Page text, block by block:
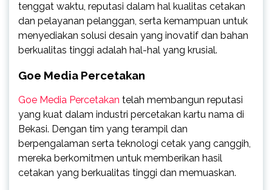
tenggat waktu, reputasi dalam hal kualitas cetakan
dan pelayanan pelanggan, serta kemampuan untuk
menyediakan solusi desain yang inovatif dan bahan
berkualitas tinggi adalah hal-hal yang krusial.
Goe Media Percetakan
Goe Media Percetakan telah membangun reputasi
yang kuat dalam industri percetakan kartu nama di
Bekasi. Dengan tim yang terampil dan
berpengalaman serta teknologi cetak yang canggih,
mereka berkomitmen untuk memberikan hasil
cetakan yang berkualitas tinggi dan memuaskan.